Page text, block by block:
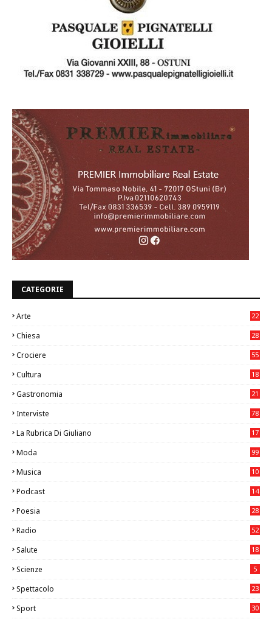
CATEGORIE
Arte
22
Chiesa
28
Crociere 55
Cultura
18
Gastronomia
21
Interviste 78
La Rubrica Di Giuliano
17
Moda 99
Musica
10
Podcast 14
Poesia 28
Radio 52
Salute
18
Scienze 5
Spettacolo 23
Sport
30